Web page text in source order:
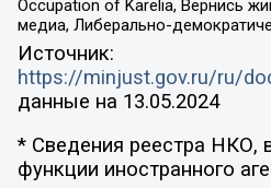
Occupation of Karelia, Вернись
медиа, Либерально-
Источник:
https://minjust.gov.ru/ru/
данные на 13.05.2024
* Сведения реестра НКО,
функции иностранного